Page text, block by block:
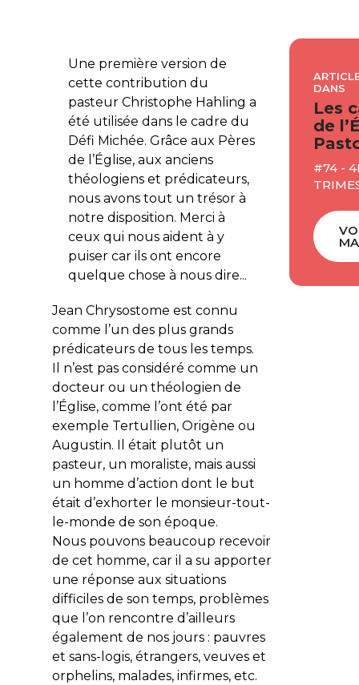
Une première version de
cette contribution du
pasteur Christophe Hahling a
été utilisée dans le cadre du
Défi Michée. Grâce aux Pères
de l’Église, aux anciens
théologiens et prédicateurs,
nous avons tout un trésor à
notre disposition. Merci à
ceux qui nous aident à y
puiser car ils ont encore
quelque chose à nous dire...
Jean Chrysostome est connu
comme l’un des plus grands
prédicateurs de tous les temps.
Il n’est pas considéré comme un
docteur ou un théologien de
l’Église, comme l’ont été par
exemple Tertullien, Origène ou
Augustin. Il était plutôt un
pasteur, un moraliste, mais aussi
un homme d’action dont le but
était d’exhorter le monsieur-tout-
le-monde de son époque.
Nous pouvons beaucoup recevoir
de cet homme, car il a su apporter
une réponse aux situations
difficiles de son temps, problèmes
que l’on rencontre d’ailleurs
également de nos jours : pauvres
et sans-logis, étrangers, veuves et
orphelins, malades, infirmes, etc.
DANS
Les
de
#74 -